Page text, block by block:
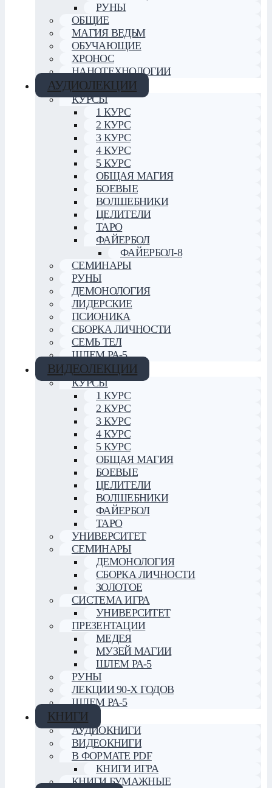
РУНЫ
ОБЩИЕ
МАГИЯ ВЕДЬМ
ОБУЧАЮЩИЕ
ХРОНОС
НАНОТЕХНОЛОГИИ
АУДИОЛЕКЦИИ
КУРСЫ
1 КУРС
2 КУРС
3 КУРС
4 КУРС
5 КУРС
ОБЩАЯ МАГИЯ
БОЕВЫЕ
ВОЛШЕБНИКИ
ЦЕЛИТЕЛИ
ТАРО
ФАЙЕРБОЛ
ФАЙЕРБОЛ-8
СЕМИНАРЫ
РУНЫ
ДЕМОНОЛОГИЯ
ЛИДЕРСКИЕ
ПСИОНИКА
СБОРКА ЛИЧНОСТИ
СЕМЬ ТЕЛ
ШЛЕМ РА-5
ВИДЕОЛЕКЦИИ
КУРСЫ
1 КУРС
2 КУРС
3 КУРС
4 КУРС
5 КУРС
ОБЩАЯ МАГИЯ
БОЕВЫЕ
ЦЕЛИТЕЛИ
ВОЛШЕБНИКИ
ФАЙЕРБОЛ
ТАРО
УНИВЕРСИТЕТ
СЕМИНАРЫ
ДЕМОНОЛОГИЯ
СБОРКА ЛИЧНОСТИ
ЗОЛОТОЕ
СИСТЕМА ИГРА
УНИВЕРСИТЕТ
ПРЕЗЕНТАЦИИ
МЕДЕЯ
МУЗЕЙ МАГИИ
ШЛЕМ РА-5
РУНЫ
ЛЕКЦИИ 90-Х ГОДОВ
ШЛЕМ РА-5
КНИГИ
АУДИОКНИГИ
ВИДЕОКНИГИ
В ФОРМАТЕ PDF
КНИГИ ИГРА
КНИГИ БУМАЖНЫЕ